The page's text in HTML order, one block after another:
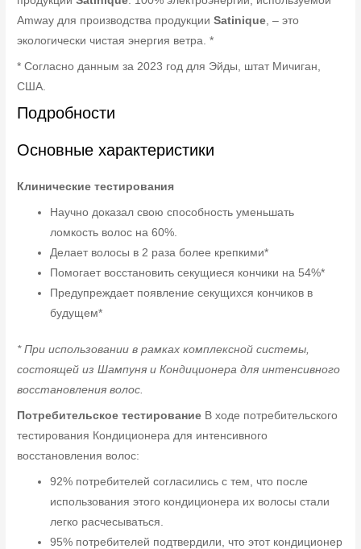
Amway для производства продукцииSatinique, – это
экологически чистая энергия ветра. *
* Согласно данным за 2023 год для Эйды, штат Мичиган,
США.
Подробности
Основные характеристики
Клинические тестирования
Научно доказал свою способность уменьшать
ломкость волос на 60%.
Делает волосы в 2 раза более крепкими*
Помогает восстановить секущиеся кончики на 54%*
Предупреждает появление секущихся кончиков в
будущем*
* При использовании в рамках комплексной системы,
состоящей из Шампуня и Кондиционера для интенсивного
восстановления волос.
Потребительское тестирование В ходе потребительского
тестирования Кондиционера для интенсивного
восстановления волос:
92% потребителей согласились с тем, что после
использования этого кондиционера их волосы стали
легко расчесываться.
95% потребителей подтвердили, что этот кондиционер